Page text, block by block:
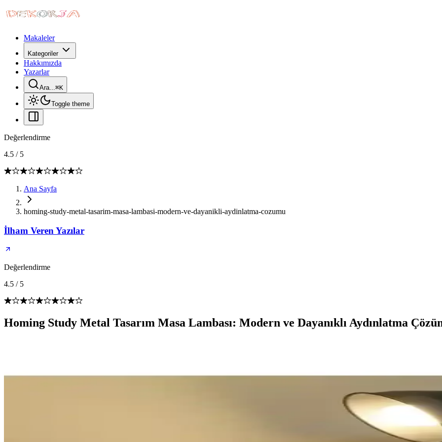
Makaleler
Kategoriler
Hakkımızda
Yazarlar
Ara...⌘K
Toggle theme
Değerlendirme
4.5 / 5
Ana Sayfa
homing-study-metal-tasarim-masa-lambasi-modern-ve-dayanikli-aydinlatma-cozumu
İlham Veren Yazılar
Değerlendirme
4.5 / 5
Homing Study Metal Tasarım Masa Lambası: Modern ve Dayanıklı Aydınlatma